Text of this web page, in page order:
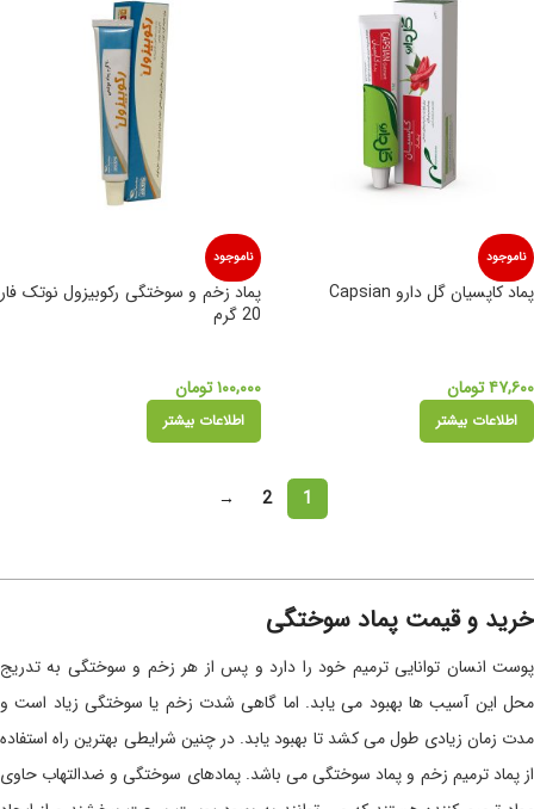
ناموجود
پماد کاپسیان گل دارو Capsian
۴۷,۶۰۰تومان
اطلاعات بیشتر
ناموجود
پماد زخم و سوختگی رکوبیزول نوتک فار
20 گرم
۱۰۰,۰۰۰تومان
اطلاعات بیشتر
1
2
→
خرید و قیمت پماد سوختگی
پوست انسان توانایی ترمیم خود را دارد و پس از هر زخم و سوختگی به تدریج
محل این آسیب ها بهبود می یابد. اما گاهی شدت زخم یا سوختگی زیاد است و
مدت زمان زیادی طول می کشد تا بهبود یابد. در چنین شرایطی بهترین راه استفاده
از پماد ترمیم زخم و پماد سوختگی می باشد. پمادهای سوختگی و ضدالتهاب حاوی